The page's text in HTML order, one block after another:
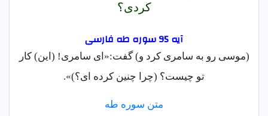
كردى؟
آیه 95 سوره طه فارسى
(موسی رو به سامری کرد و) گفت:«ای سامری! (این) کار
تو چیست؟ (چرا چنین کرده ای؟)».
متن سوره طه